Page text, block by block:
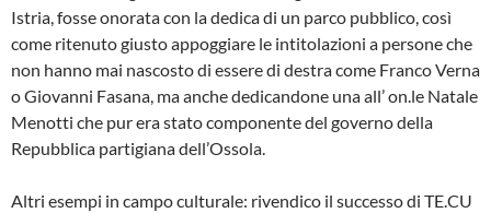
Istria, fosse onorata con la dedica di un parco pubblico, così
come ritenuto giusto appoggiare le intitolazioni a persone che
non hanno mai nascosto di essere di destra come Franco Verna
o Giovanni Fasana, ma anche dedicandone una all’ on.le Natale
Menotti che pur era stato componente del governo della
Repubblica partigiana dell’Ossola.
Altri esempi in campo culturale: rivendico il successo di TE.CU